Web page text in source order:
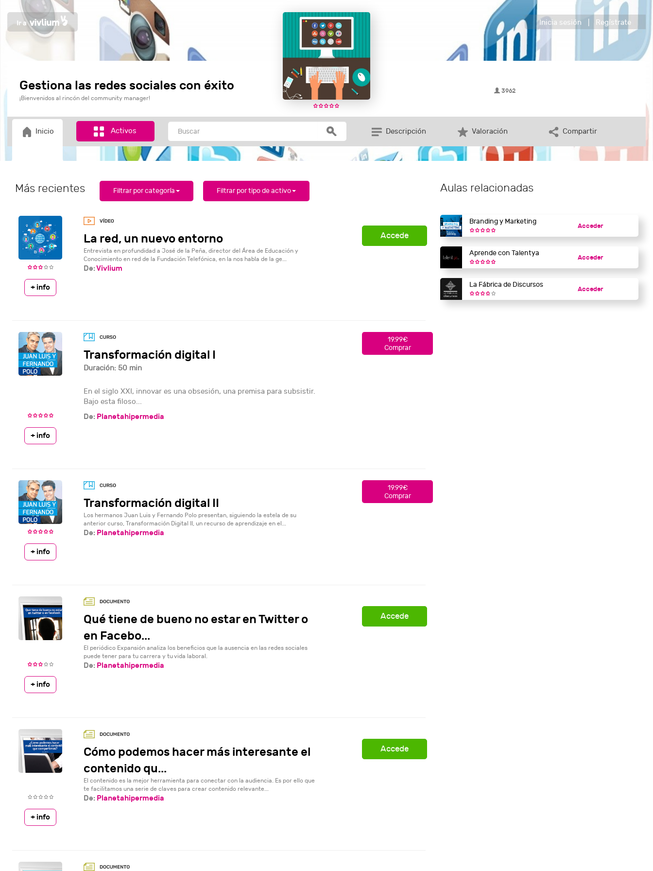
Inicia sesión Regístrate
Gestiona las redes sociales con éxito
¡Bienvenidos al rincón del community manager!
3962
Inicio Activos Descripción Valoración Compartir
Más recientes Filtrar por categoría Filtrar por tipo de activo
La red, un nuevo entorno
Entrevista en profundidad a José de la Peña, director del Área de Educación y
Conocimiento en red de la Fundación Telefónica, en la nos habla de la ge...
Accede
+ info
De:Vivlium
Transformación digital I
Duración: 50 min
En el siglo XXI, innovar es una obsesión, una premisa para subsistir.
Bajo esta filoso...
19.99€
Comprar
+ info
De: Planetahipermedia
Transformación digital II
Los hermanos Juan Luis y Fernando Polo presentan, siguiendo la estela de su
anterior curso, Transformación Digital II, un recurso de aprendizaje en el...
19.99€
Comprar
+ info
De: Planetahipermedia
Qué tiene de bueno no estar en Twitter o
en Facebo...
El periódico Expansión analiza los beneficios que la ausencia en las redes sociales
puede tener para tu carrera y tu vida laboral.
Accede
+ info
De: Planetahipermedia
Cómo podemos hacer más interesante el
contenido qu...
El contenido es la mejor herramienta para conectar con la audiencia. Es por ello que
te facilitamos una serie de claves para crear contenido relevante...
Accede
+ info
De: Planetahipermedia
Aulas relacionadas
Branding y Marketing
Acceder
Aprende con Talentya
Acceder
La Fábrica de Discursos
Acceder